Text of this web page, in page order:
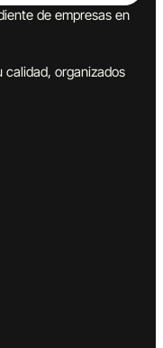
de empresas en
calidad, organizados